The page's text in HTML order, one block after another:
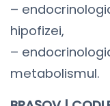
–
hipofizei,
–
metabolismul.